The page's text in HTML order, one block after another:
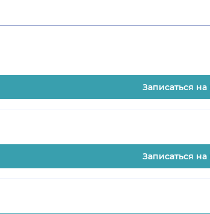
Записаться
Записаться